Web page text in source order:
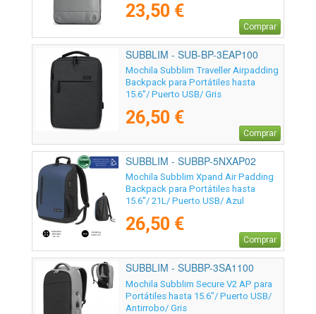
23,50 €
Comprar
SUBBLIM - SUB-BP-3EAP100
Mochila Subblim Traveller Airpadding
Backpack para Portátiles hasta
15.6"/ Puerto USB/ Gris
26,50 €
Comprar
SUBBLIM - SUBBP-5NXAP02
Mochila Subblim Xpand Air Padding
Backpack para Portátiles hasta
15.6"/ 21L/ Puerto USB/ Azul
26,50 €
Comprar
SUBBLIM - SUBBP-3SA1100
Mochila Subblim Secure V2 AP para
Portátiles hasta 15.6"/ Puerto USB/
Antirrobo/ Gris